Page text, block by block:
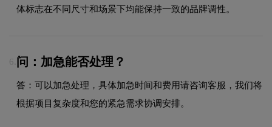
体标志在不同尺寸和场景下均能保持一致的品牌调性。
6. 问：加急能否处理？
答：可以加急处理，具体加急时间和费用请咨询客服，我们将
根据项目复杂度和您的紧急需求协调安排。